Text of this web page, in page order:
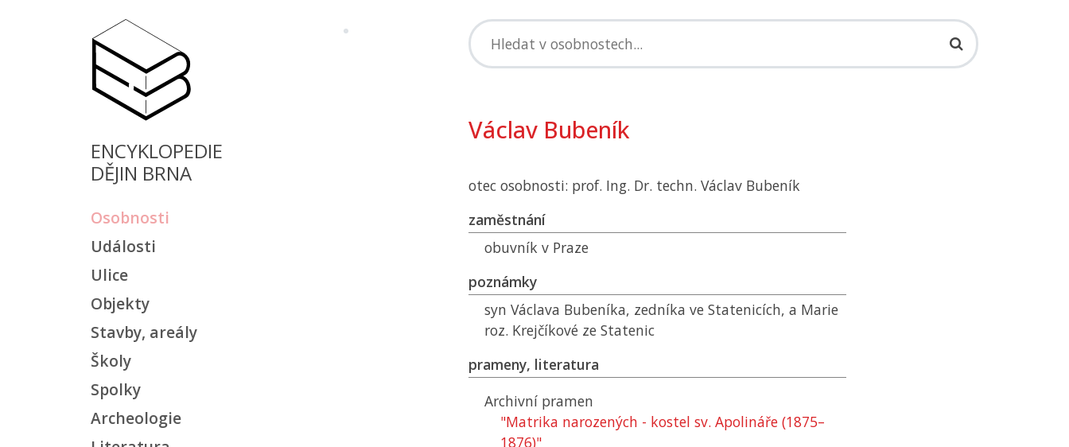
ENCYKLOPEDIE
DĚJIN BRNA
Osobnosti
Události
Ulice
Objekty
Stavby, areály
Školy
Spolky
Archeologie
Václav Bubeník
otec osobnosti: prof. Ing. Dr. techn. Václav Bubeník
zaměstnání
obuvník v Praze
poznámky
syn Václava Bubeníka, zedníka ve Statenicích, a Marie
roz. Krejčíkové ze Statenic
prameny, literatura
Archivní pramen
"Matrika narozených - kostel sv. Apolináře (1875–
1876)"